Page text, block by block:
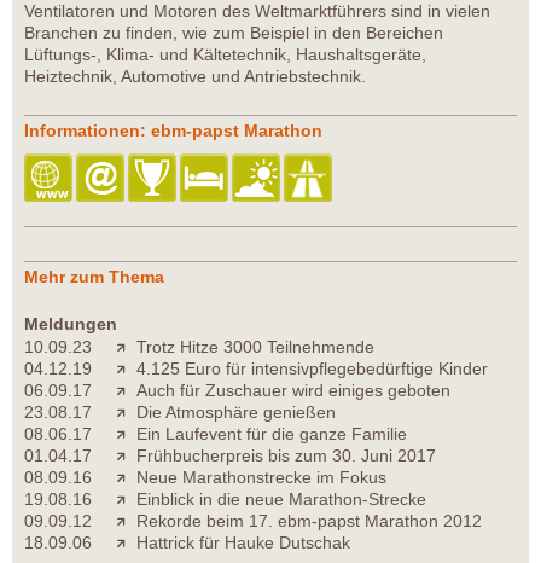
Ventilatoren und Motoren des Weltmarktführers sind in vielen
Branchen zu finden, wie zum Beispiel in den Bereichen
Lüftungs-, Klima- und Kältetechnik, Haushaltsgeräte,
Heiztechnik, Automotive und Antriebstechnik.
Informationen: ebm-papst Marathon
Mehr zum Thema
Meldungen
10.09.23
Trotz Hitze 3000 Teilnehmende
04.12.19
4.125 Euro für intensivpflegebedürftige Kinder
06.09.17
Auch für Zuschauer wird einiges geboten
23.08.17
Die Atmosphäre genießen
08.06.17
Ein Laufevent für die ganze Familie
01.04.17
Frühbucherpreis bis zum 30. Juni 2017
08.09.16
Neue Marathonstrecke im Fokus
19.08.16
Einblick in die neue Marathon-Strecke
09.09.12
Rekorde beim 17. ebm-papst Marathon 2012
18.09.06
Hattrick für Hauke Dutschak